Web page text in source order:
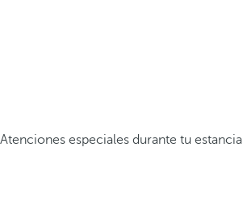
Atenciones especiales durante tu estancia